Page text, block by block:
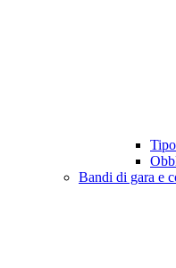
Bandi di gara e